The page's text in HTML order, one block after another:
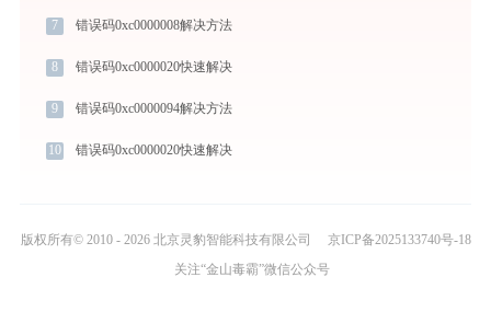
7 错误码0xc0000008解决方法
8 错误码0xc0000020快速解决
9 错误码0xc0000094解决方法
10 错误码0xc0000020快速解决
版权所有© 2010 - 2026 北京灵豹智能科技有限公司
京ICP备2025133740号-18
关注“金山毒霸”微信公众号